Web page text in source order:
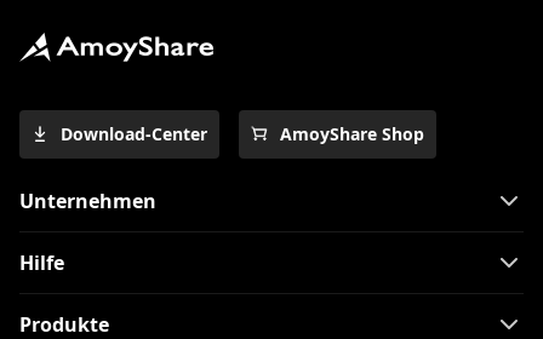
Download-Center AmoyShare Shop
Unternehmen
Hilfe
Produkte